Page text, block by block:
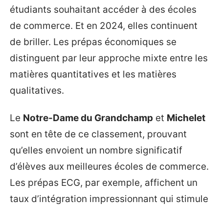
étudiants souhaitant accéder à des écoles
de commerce. Et en 2024, elles continuent
de briller. Les prépas économiques se
distinguent par leur approche mixte entre les
matières quantitatives et les matières
qualitatives.
Le Notre-Dame du Grandchamp et Michelet
sont en tête de ce classement, prouvant
qu’elles envoient un nombre significatif
d’élèves aux meilleures écoles de commerce.
Les prépas ECG, par exemple, affichent un
taux d’intégration impressionnant qui stimule